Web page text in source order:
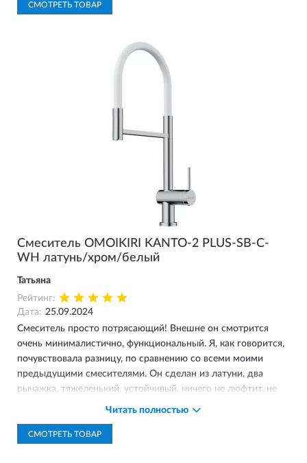
СМОТРЕТЬ ТОВАР
Смеситель OMOIKIRI KANTO-2 PLUS-SB-C-
WH латунь/хром/белый
Татьяна
Рейтинг:
Дата: 25.09.2024
Смеситель просто потрясающий! Внешне он смотрится
очень минималистично, функциональный. Я, как говорится,
почувствовала разницу, по сравнению со всеми моими
предыдущими смесителями. Он сделан из латуни, два
рычажка, тяжеленький, устойчивый, ничего не люфтит, не
подтекает. У него высокий излив, мне это нравится, очень
у него имеется подвижный шланг, который дает еще
Читать полностью
СМОТРЕТЬ ТОВАР